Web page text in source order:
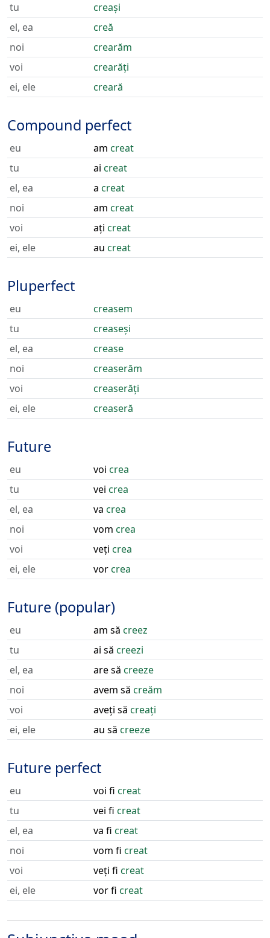
tu
creași
el, ea
creă
noi
crearăm
voi
crearăți
ei, ele
creară
Compound perfect
eu am creat
tu
ai creat
el, ea
a creat
noi
am creat
voi
ați creat
ei, ele
au creat
Pluperfect
eu
creasem
tu
creaseși
el, ea
crease
noi
creaserăm
voi
creaserăți
ei, ele
creaseră
Future
eu voi crea
tu
vei crea
el, ea
va crea
noi
vom crea
voi
veți crea
ei, ele
vorcrea
Future (popular)
eu am să creez
tu
ai să creezi
el, ea
are să creeze
noi
avem să creăm
voi
aveți să creați
ei, ele
au să creeze
Future perfect
eu voi fi creat
tu
vei fi creat
el, ea
va fi creat
noi
vom fi creat
voi
veți fi creat
ei, ele
vor fi creat